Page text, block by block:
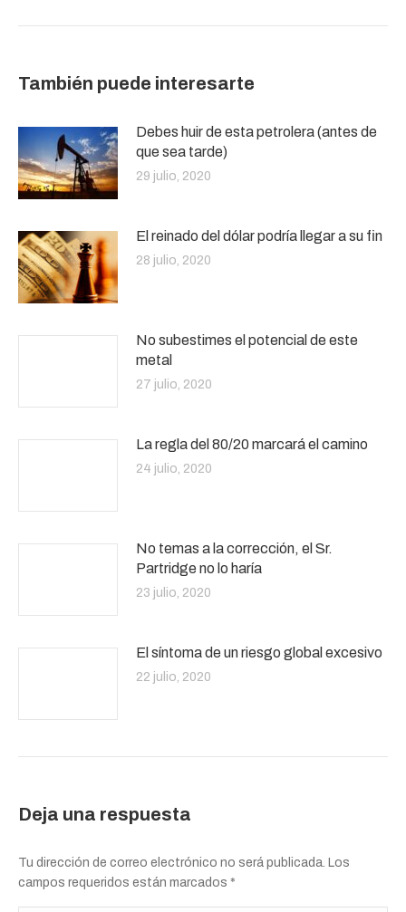
También puede interesarte
Debes huir de esta petrolera (antes de
que sea tarde)
29 julio, 2020
El reinado del dólar podría llegar a su fin
28 julio, 2020
No subestimes el potencial de este
metal
27 julio, 2020
La regla del 80/20 marcará el camino
24 julio, 2020
No temas a la corrección, el Sr.
Partridge no lo haría
23 julio, 2020
El síntoma de un riesgo global excesivo
22 julio, 2020
Deja una respuesta
Tu dirección de correo electrónico no será publicada. Los
campos requeridos están marcados *